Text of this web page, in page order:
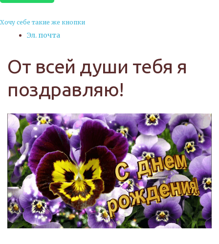
Хочу себе такие же кнопки
Эл. почта
От всей души тебя я
поздравляю!